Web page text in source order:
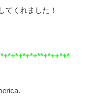
てくれました！